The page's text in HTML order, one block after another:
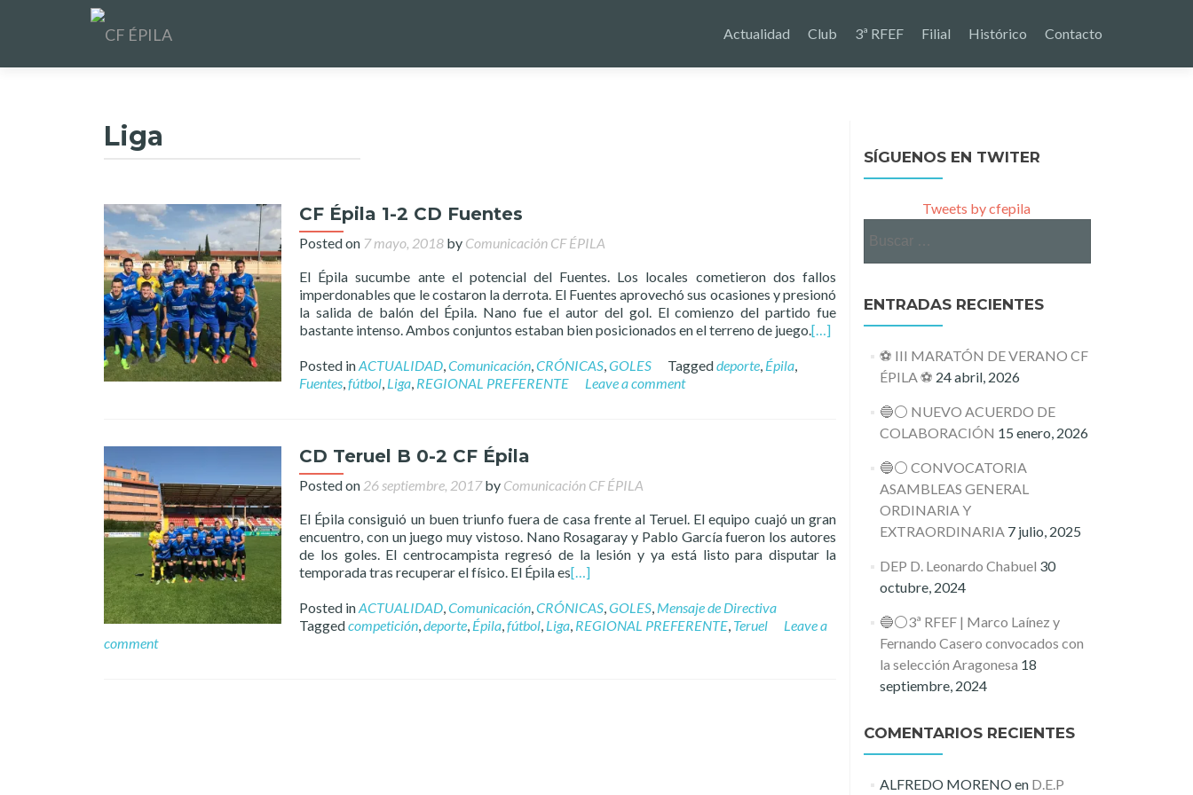
Actualidad Club 3ª RFEF Filial Histórico Contacto
Liga
CF Épila 1-2 CD Fuentes
Posted on 7 mayo, 2018 by Comunicación CF ÉPILA
El Épila sucumbe ante el potencial del Fuentes. Los locales cometieron dos fallos
imperdonables que le costaron la derrota. El Fuentes aprovechó sus ocasiones y presionó
la salida de balón del Épila. Nano fue el autor del gol. El comienzo del partido fue
bastante intenso. Ambos conjuntos estaban bien posicionados en el terreno de juego.[…]
Posted inACTUALIDAD,Comunicación,CRÓNICAS,GOLES Taggeddeporte, Épila,
Fuentes,fútbol, Liga, REGIONAL PREFERENTE Leave a comment
CD Teruel B 0-2 CF Épila
Posted on 26 septiembre, 2017by Comunicación CF ÉPILA
El Épila consiguió un buen triunfo fuera de casa frente al Teruel. El equipo cuajó un gran
encuentro, con un juego muy vistoso. Nano Rosagaray y Pablo García fueron los autores
de los goles. El centrocampista regresó de la lesión y ya está listo para disputar la
temporada tras recuperar el físico. El Épila es[…]
Posted inACTUALIDAD,Comunicación,CRÓNICAS,GOLES, Mensaje de Directiva
Taggedcompetición,deporte, Épila,fútbol, Liga, REGIONAL PREFERENTE, Teruel
Leave a
comment
SÍGUENOS EN TWITER
Tweets by cfepila
ENTRADAS RECIENTES
⚽ III MARATÓN DE VERANO CF
ÉPILA ⚽ 24 abril, 2026
🔵⚪️ NUEVO ACUERDO DE
COLABORACIÓN 15 enero, 2026
🔵⚪️ CONVOCATORIA
ASAMBLEAS GENERAL
ORDINARIA Y
EXTRAORDINARIA 7 julio, 2025
DEP D. Leonardo Chabuel 30
octubre, 2024
🔵⚪️3ª RFEF | Marco Laínez y
Fernando Casero convocados con
la selección Aragonesa 18
septiembre, 2024
COMENTARIOS RECIENTES
ALFREDO MORENOen D.E.P